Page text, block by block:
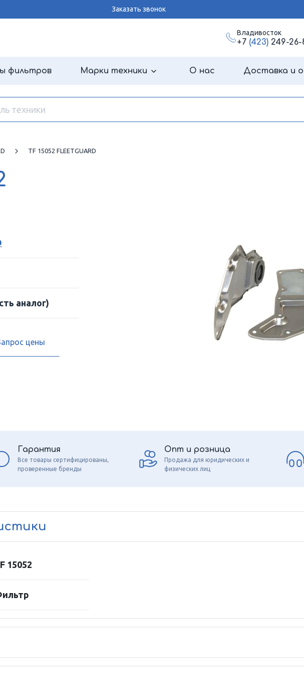
Заказать звонок
Владивосток
+7 (423)249-26-
фильтров Марки техники О нас Доставка и
TF 15052 FLEETGUARD
аналог)
цены
Гарантия
Все товары сертифицированы,
проверенные бренды
Опт и розница
Продажа для юридических и
физических лиц
15052